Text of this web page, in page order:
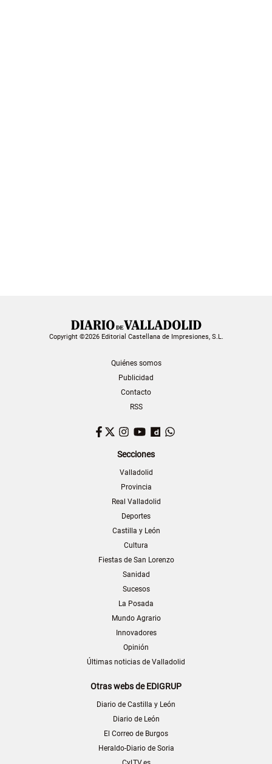
Copyright ©2026 Editorial Castellana de Impresiones, S.L.
Quiénes somos
Publicidad
Contacto
RSS
Facebook
TwitterInstagram
YouTubeDailymotion
Secciones
Valladolid
Provincia
Real Valladolid
Deportes
Castilla y León
Cultura
Fiestas de San Lorenzo
Sanidad
Sucesos
La Posada
Mundo Agrario
Innovadores
Opinión
Últimas noticias de Valladolid
Otras webs de EDIGRUP
Diario de Castilla y León
Diario de León
El Correo de Burgos
Heraldo-Diario de Soria